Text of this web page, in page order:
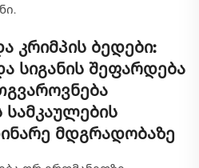
კრიმპის ბედები:
სიგანის შეფარდება
სამკაულების
მდგრადობაზე